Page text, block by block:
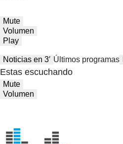
Mute
Volumen
Play
Noticias en 3′ Últimos programas
Estas escuchando
Mute
Volumen